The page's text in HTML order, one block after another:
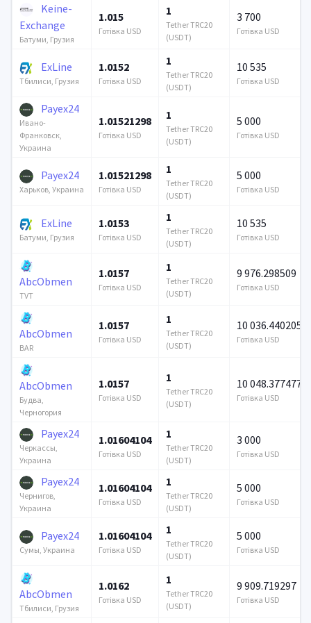
Keine-
Exchange
Батуми, Грузия
1.015
Готівка USD
1
Tether TRC20
(USDT)
3 700
Готівка USD
ExLine
Тбилиси, Грузия
1.0152
Готівка USD
1
Tether TRC20
(USDT)
10 535
Готівка USD
Payex24
Ивано-
Франковск,
Украина
1.01521298
Готівка USD
1
Tether TRC20
(USDT)
5 000
Готівка USD
Payex24
Харьков, Украина
1.01521298
Готівка USD
1
Tether TRC20
(USDT)
5 000
Готівка USD
ExLine
Батуми, Грузия
1.0153
Готівка USD
1
Tether TRC20
(USDT)
10 535
Готівка USD
AbcObmen
TVT
1.0157
Готівка USD
1
Tether TRC20
(USDT)
9 976.298509
Готівка USD
AbcObmen
BAR
1.0157
Готівка USD
1
Tether TRC20
(USDT)
10 036.440205
Готівка USD
AbcObmen
Будва,
Черногория
1.0157
Готівка USD
1
Tether TRC20
(USDT)
10 048.377477
Готівка USD
Payex24
Черкассы,
Украина
1.01604104
Готівка USD
1
Tether TRC20
(USDT)
3 000
Готівка USD
Payex24
Чернигов,
Украина
1.01604104
Готівка USD
1
Tether TRC20
(USDT)
5 000
Готівка USD
Payex24
Сумы, Украина
1.01604104
Готівка USD
1
Tether TRC20
(USDT)
5 000
Готівка USD
AbcObmen
Тбилиси, Грузия
1.0162
Готівка USD
1
Tether TRC20
(USDT)
9 909.719297
Готівка USD